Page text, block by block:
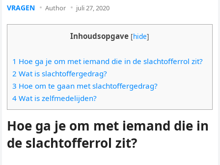
VRAGEN Author juli 27, 2020
Inhoudsopgave [hide]
1 Hoe ga je om met iemand die in de slachtofferrol zit?
2 Wat is slachtoffergedrag?
3 Hoe om te gaan met slachtoffergedrag?
4 Wat is zelfmedelijden?
Hoe ga je om met iemand die in
de slachtofferrol zit?